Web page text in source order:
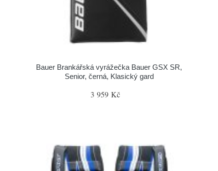
Bauer Brankářská vyrážečka Bauer GSX SR,
Senior, černá, Klasický gard
3 959 Kč